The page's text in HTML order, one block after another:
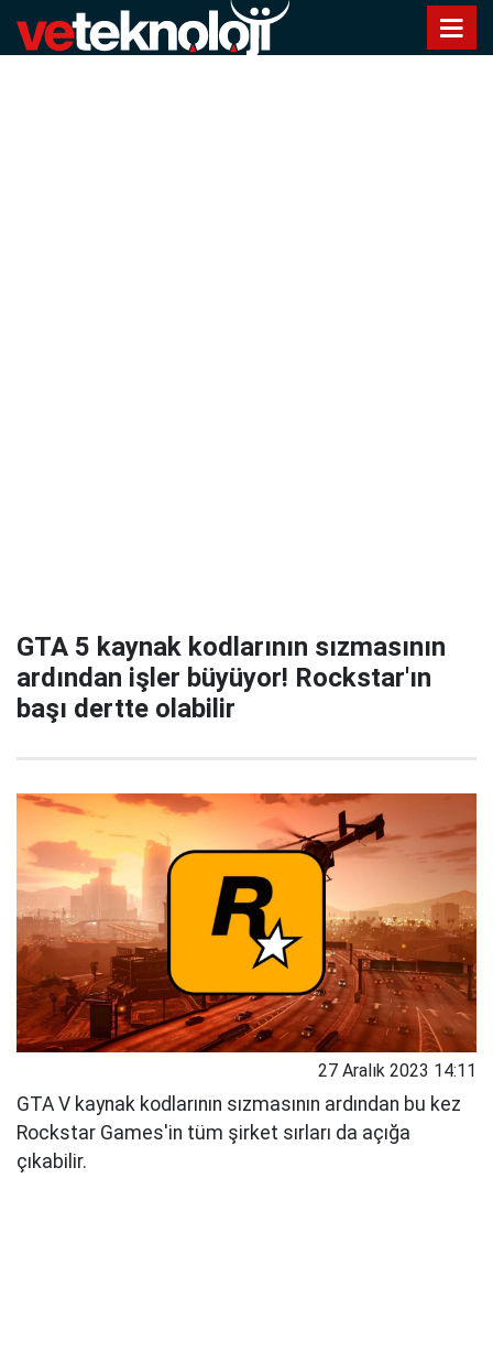
GTA 5 kaynak kodlarının sızmasının
ardından işler büyüyor! Rockstar'ın
başı dertte olabilir
27 Aralık 2023 14:11
GTA V kaynak kodlarının sızmasının ardından bu kez
Rockstar Games'in tüm şirket sırları da açığa
çıkabilir.